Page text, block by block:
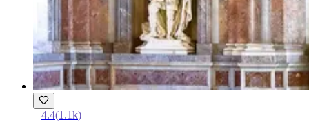
4.4(1.1k)